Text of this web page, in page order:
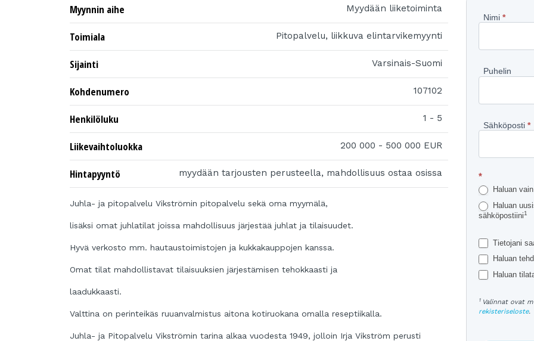
Myynnin aihe Myydään liiketoiminta
Toimiala Pitopalvelu, liikkuva elintarvikemyynti
Sijainti Varsinais-Suomi
Kohdenumero 107102
Henkilöluku 1 - 5
Liikevaihtoluokka 200 000 - 500 000 EUR
Hintapyyntö myydään tarjousten perusteella, mahdollisuus ostaa osissa
Juhla- ja pitopalvelu Vikströmin pitopalvelu sekä oma myymälä,
lisäksi omat juhlatilat joissa mahdollisuus järjestää juhlat ja tilaisuudet.
Hyvä verkosto mm. hautaustoimistojen ja kukkakauppojen kanssa.
Omat tilat mahdollistavat tilaisuuksien järjestämisen tehokkaasti ja
laadukkaasti.
Valttina on perinteikäs ruuanvalmistus aitona kotiruokana omalla reseptiikalla.
Juhla- ja Pitopalvelu Vikströmin tarina alkaa vuodesta 1949, jolloin Irja Vikström perusti
Pyydä
Nimi *
Puhelin
Sähköposti *
*
Haluan
Haluan
sähköpostiini1
Tietojani
Haluan
Haluan
1 Valinnat ovat
rekisteriseloste.